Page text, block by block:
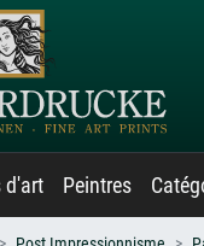
d'art Peintres